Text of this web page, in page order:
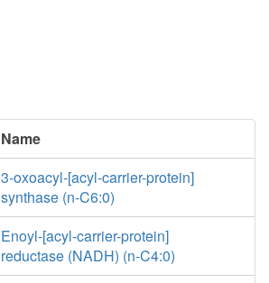
Name
3-oxoacyl-[acyl-carrier-protein]
synthase (n-C6:0)
Enoyl-[acyl-carrier-protein]
reductase (NADH) (n-C4:0)